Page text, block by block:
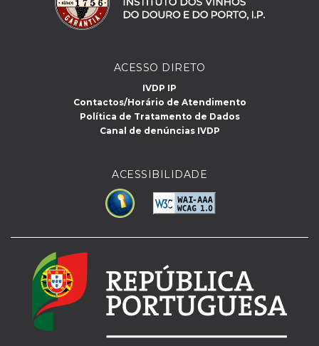
ACESSO DIRETO
IVDP IP
Contactos/Horário de Atendimento
Política de Tratamento de Dados
Canal de denúncias IVDP
ACESSIBILIDADE